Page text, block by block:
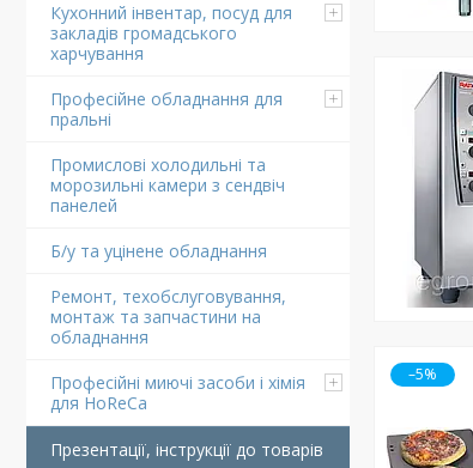
Кухонний інвентар, посуд для
закладів громадського
харчування
Професійне обладнання для
пральні
Промислові холодильні та
морозильні камери з сендвіч
панелей
Б/у та уцінене обладнання
Ремонт, техобслуговування,
монтаж та запчастини на
обладнання
Професійні миючі засоби і хімія
для HoReCa
Презентації, інструкції до товарів
–5%